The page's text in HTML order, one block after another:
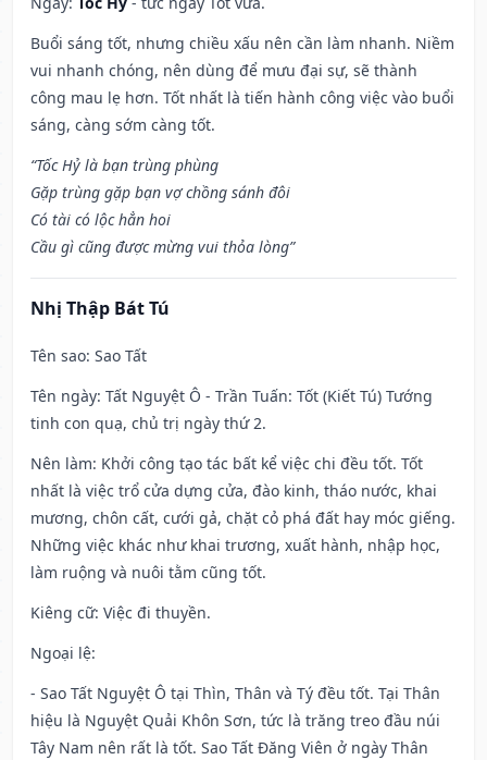
Buổi sáng tốt, nhưng chiều xấu nên cần làm nhanh. Niềm
vui nhanh chóng, nên dùng để mưu đại sự, sẽ thành
công mau lẹ hơn. Tốt nhất là tiến hành công việc vào buổi
sáng, càng sớm càng tốt.
“Tốc Hỷ là bạn trùng phùng
Gặp trùng gặp bạn vợ chồng sánh đôi
Có tài có lộc hẳn hoi
Cầu gì cũng được mừng vui thỏa lòng”
Nhị Thập Bát Tú
Tên sao: Sao Tất
Tên ngày: Tất Nguyệt Ô - Trần Tuấn: Tốt (Kiết Tú) Tướng
tinh con quạ, chủ trị ngày thứ 2.
Nên làm: Khởi công tạo tác bất kể việc chi đều tốt. Tốt
nhất là việc trổ cửa dựng cửa, đào kinh, tháo nước, khai
mương, chôn cất, cưới gả, chặt cỏ phá đất hay móc giếng.
Những việc khác như khai trương, xuất hành, nhập học,
làm ruộng và nuôi tằm cũng tốt.
Kiêng cữ: Việc đi thuyền.
Ngoại lệ:
- Sao Tất Nguyệt Ô tại Thìn, Thân và Tý đều tốt. Tại Thân
hiệu là Nguyệt Quải Khôn Sơn, tức là trăng treo đầu núi
Tây Nam nên rất là tốt. Sao Tất Đăng Viên ở ngày Thân